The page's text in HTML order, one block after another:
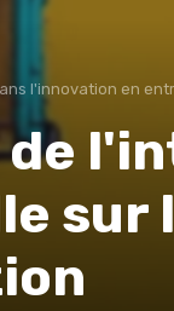
l'innovation en
sur